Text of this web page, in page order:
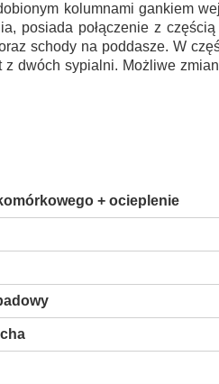
kolumnami gankiem
posiada połączenie z
schody na poddasze. W
dwóch sypialni. Możliwe
+ ocieplenie